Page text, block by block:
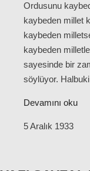
Ordusunu
kaybeden millet
kaybeden
kaybeden
sayesinde bir
söylüyor.
Devamını oku
5 Aralık 1933